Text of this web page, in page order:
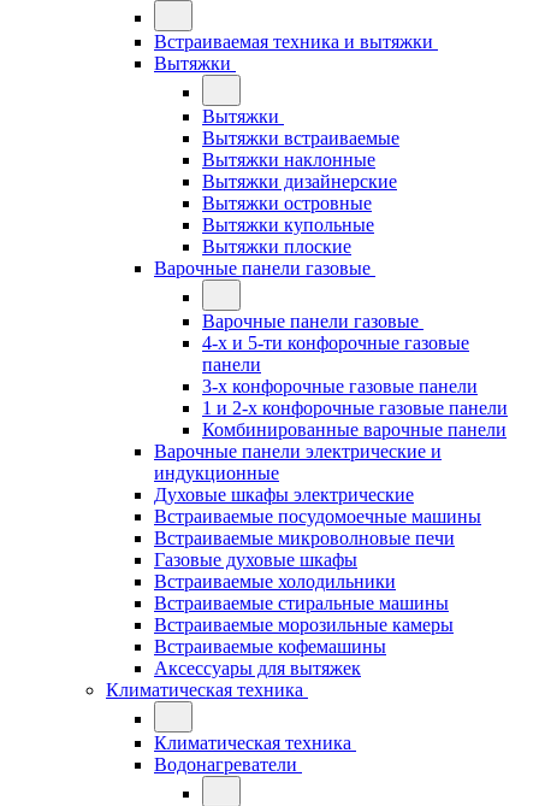
Встраиваемая техника и вытяжки
Вытяжки
Вытяжки
Вытяжки встраиваемые
Вытяжки наклонные
Вытяжки дизайнерские
Вытяжки островные
Вытяжки купольные
Вытяжки плоские
Варочные панели газовые
Варочные панели газовые
4-х и 5-ти конфорочные газовые
панели
3-х конфорочные газовые панели
1 и 2-х конфорочные газовые панели
Комбинированные варочные панели
Варочные панели электрические и
индукционные
Духовые шкафы электрические
Встраиваемые посудомоечные машины
Встраиваемые микроволновые печи
Газовые духовые шкафы
Встраиваемые холодильники
Встраиваемые стиральные машины
Встраиваемые морозильные камеры
Встраиваемые кофемашины
Аксессуары для вытяжек
Климатическая техника
Климатическая техника
Водонагреватели